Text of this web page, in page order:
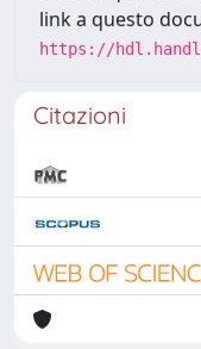
link a questo
https://
Citazioni